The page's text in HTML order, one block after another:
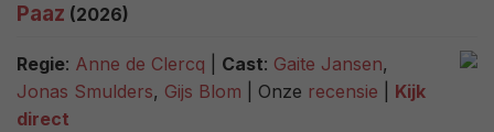
Paaz (2026)
Regie: Anne de Clercq Cast: Gaite Jansen,
Jonas Smulders, Gijs Blom | Onze recensie
Kijk
direct